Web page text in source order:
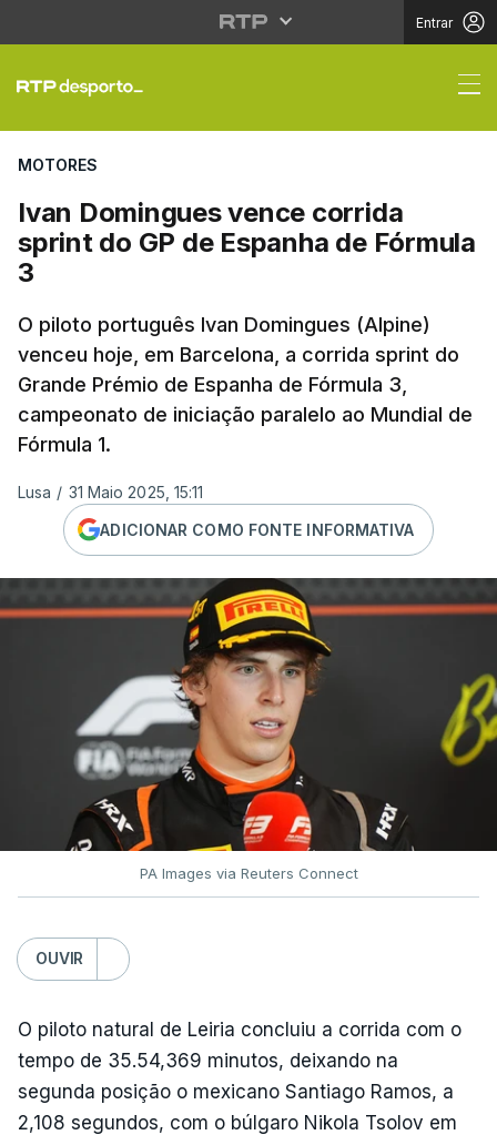
Entrar
Ivan Domingues
MOTORES
Ivan Domingues vence corrida
sprint do GP de Espanha de Fórmula
3
O piloto português Ivan Domingues (Alpine)
venceu hoje, em Barcelona, a corrida sprint do
Grande Prémio de Espanha de Fórmula 3,
campeonato de iniciação paralelo ao Mundial de
Fórmula 1.
Lusa / 31 Maio 2025, 15:11
ADICIONAR COMO FONTE INFORMATIVA
PA Images via Reuters Connect
OUVIR
O piloto natural de Leiria concluiu a corrida com o
tempo de 35.54,369 minutos, deixando na
segunda posição o mexicano Santiago Ramos, a
2,108 segundos, com o búlgaro Nikola Tsolov em